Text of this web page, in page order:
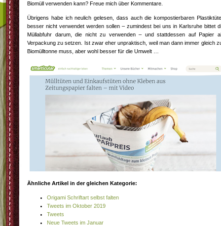
Biomüll verwenden kann? Freue mich über Kommentare.
Übrigens habe ich neulich gelesen, dass auch die kompostierbaren
besser nicht verwendet werden sollen – zumindest bei uns in Karlsruhe bittet
Müllabfuhr darum, die nicht zu verwenden – und stattdessen auf Papier
Verpackung zu setzen. Ist zwar eher unpraktisch, weil man dann immer gleich
Biomülltonne muss, aber wohl besser für die Umwelt …
Ähnliche Artikel in der gleichen Kategorie:
Origami Schriftart selbst falten
Tweets im Oktober 2019
Tweets
Neue Tweets im Januar